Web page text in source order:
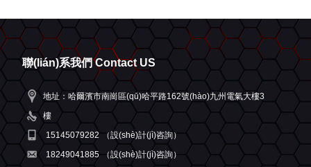
聯(lián)系我們 Contact US
地址：哈爾濱市南崗區(qū)哈平路162號(hào)九州電氣大樓3
樓
15145079282
（設(shè)計(jì)咨詢）
18249041885
（設(shè)計(jì)咨詢）